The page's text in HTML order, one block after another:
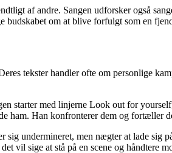
af andre. Sangen udforsker også
budskabet om at blive forfulgt som en
tekster handler ofte om personlige
starter med linjerne Look out for
ham. Han konfronterer dem og
undermineret, men nægter at lade
vil sige at stå på en scene og håndtere